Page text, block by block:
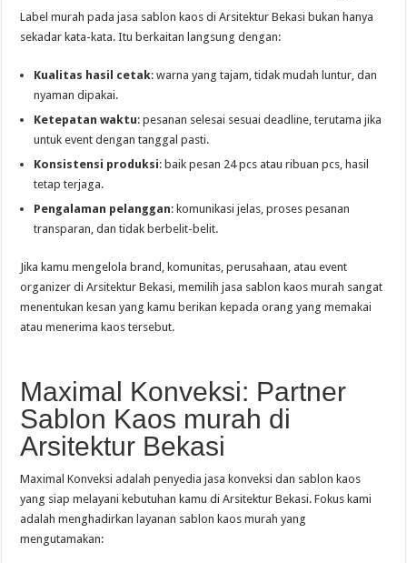
Label murah pada jasa sablon kaos di Arsitektur Bekasi bukan hanya
sekadar kata-kata. Itu berkaitan langsung dengan:
Kualitas hasil cetak: warna yang tajam, tidak mudah luntur, dan
nyaman dipakai.
Ketepatan waktu: pesanan selesai sesuai deadline, terutama jika
untuk event dengan tanggal pasti.
Konsistensi produksi: baik pesan 24 pcs atau ribuan pcs, hasil
tetap terjaga.
Pengalaman pelanggan: komunikasi jelas, proses pesanan
transparan, dan tidak berbelit-belit.
Jika kamu mengelola brand, komunitas, perusahaan, atau event
organizer di Arsitektur Bekasi, memilih jasa sablon kaos murah sangat
menentukan kesan yang kamu berikan kepada orang yang memakai
atau menerima kaos tersebut.
Maximal Konveksi: Partner
Sablon Kaos murah di
Arsitektur Bekasi
Maximal Konveksi adalah penyedia jasa konveksi dan sablon kaos
yang siap melayani kebutuhan kamu di Arsitektur Bekasi. Fokus kami
adalah menghadirkan layanan sablon kaos murah yang
mengutamakan: